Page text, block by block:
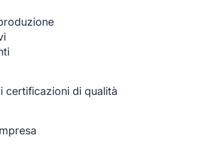
certificazioni di qualità